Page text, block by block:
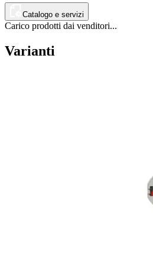
Catalogo e servizi
Carico prodotti dai venditori...
Varianti